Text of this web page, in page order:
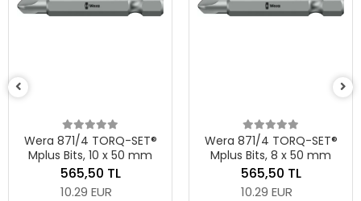
Wera 871/4 TORQ-SET®
Mplus Bits, 10 x 50 mm
565,50 TL
10.29 EUR
Wera 871/4 TORQ-SET®
Mplus Bits, 8 x 50 mm
565,50 TL
10.29 EUR